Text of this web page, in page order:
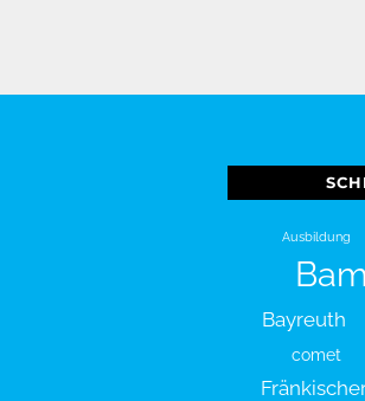
Ausbildung
Bayreuth
comet